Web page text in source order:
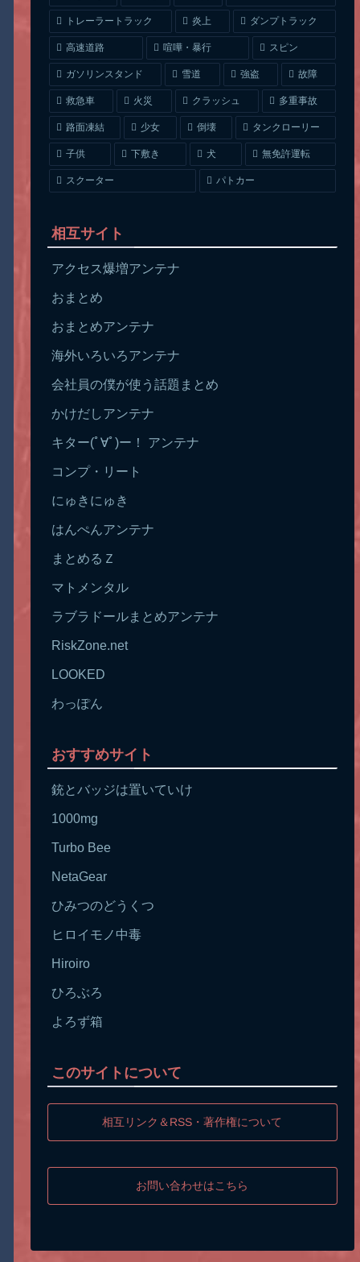
トレーラートラック 炎上 ダンプトラック
高速道路 喧嘩・暴行 スピン
ガソリンスタンド 雪道 強盗 故障
救急車 火災 クラッシュ 多重事故
路面凍結 少女 倒壊 タンクローリー
子供 下敷き 犬 無免許運転
スクーター パトカー
相互サイト
アクセス爆増アンテナ
おまとめ
おまとめアンテナ
海外いろいろアンテナ
会社員の僕が使う話題まとめ
かけだしアンテナ
キター(ﾟ∀ﾟ)ー！ アンテナ
コンプ・リート
にゅきにゅき
はんぺんアンテナ
まとめるＺ
マトメンタル
ラブラドールまとめアンテナ
RiskZone.net
LOOKED
わっぽん
おすすめサイト
銃とバッジは置いていけ
1000mg
Turbo Bee
NetaGear
ひみつのどうくつ
ヒロイモノ中毒
Hiroiro
ひろぶろ
よろず箱
このサイトについて
相互リンク＆RSS・著作権について
お問い合わせはこちら